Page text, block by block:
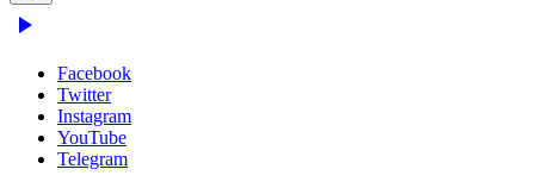
Facebook
Twitter
Instagram
YouTube
Telegram